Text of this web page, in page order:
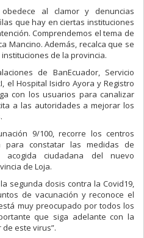
al clamor y denuncias
que hay en ciertas instituciones
Comprendemos el tema de
Mancino. Además, recalca que se
de la provincia.
de BanEcuador, Servicio
el Hospital Isidro Ayora y Registro
con los usuarios para canalizar
a las autoridades a mejorar los
9/100, recorre los centros
constatar las medidas de
ciudadana del nuevo
de Loja.
segunda dosis contra la Covid19,
de vacunación y reconoce el
muy preocupado por todos los
que siga adelante con la
este virus”.